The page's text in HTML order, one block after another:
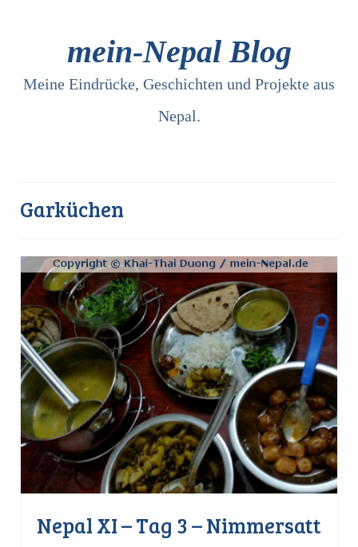
mein-Nepal Blog
Meine Eindrücke, Geschichten und Projekte aus
Nepal.
Garküchen
Nepal XI – Tag 3 – Nimmersatt